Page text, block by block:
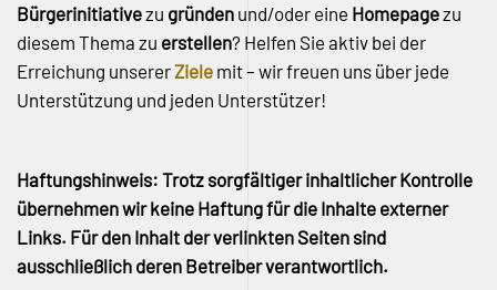
Bürgerinitiativezu gründen und/oder eine Homepagezu
diesem Thema zu erstellen? Helfen Sie aktiv bei der
Erreichung unsererZiele mit – wir freuen uns über jede
Unterstützung und jeden Unterstützer!
Haftungshinweis: Trotz sorgfältiger inhaltlicher Kontrolle
übernehmen wir keine Haftung für die Inhalte externer
Links. Für den Inhalt der verlinkten Seiten sind
ausschließlich deren Betreiber verantwortlich.